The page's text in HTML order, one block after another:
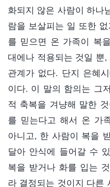
화되지 않은 사람이 하나
람을 보살피는 일 또한
를 믿으면 온 가족이 복
대에나 적용되는 것일 뿐
관계가 없다. 단지 은혜
이다. 이 말의 함의는 그
적 축복을 겨냥해 말한
를 믿는다고 해서 온 가
아니고, 한 사람이 복을
달아 안식에 들어갈 수
복을 받거나 화를 입는
라 결정되는 것이지 다른